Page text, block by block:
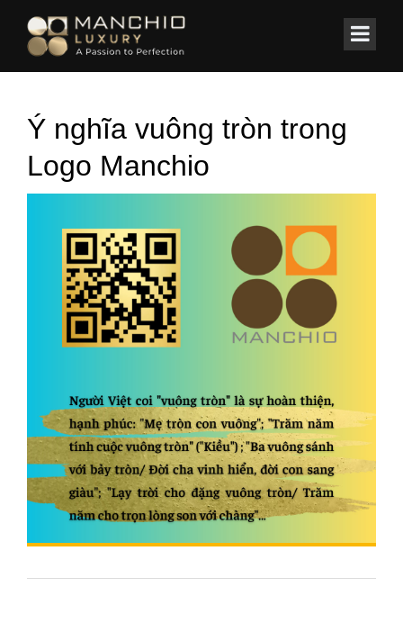
Home/GIỚI THIỆU /Tổng quan về Manchio
Ý nghĩa vuông tròn trong
Logo Manchio